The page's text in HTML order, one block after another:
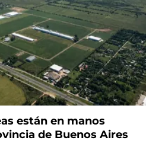
están en manos
de Buenos Aires